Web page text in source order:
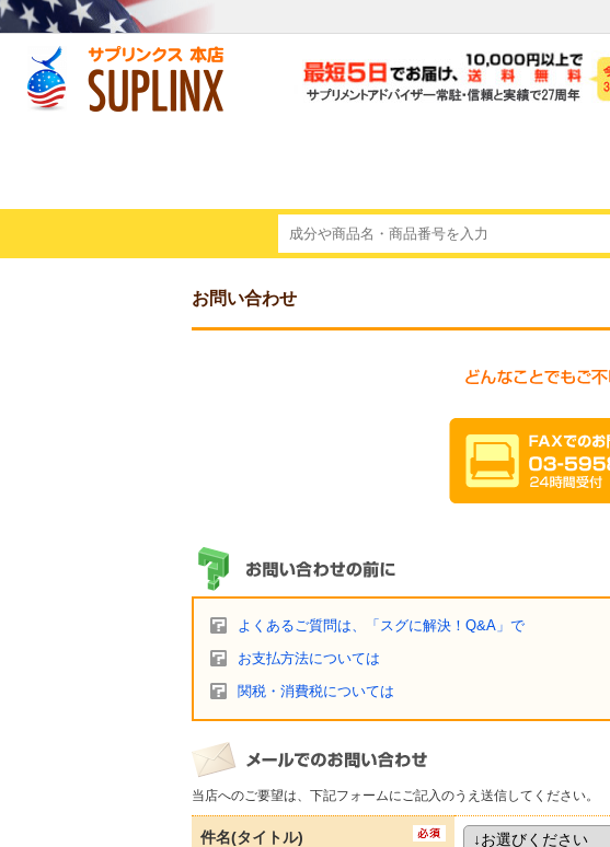
お問い合わせ
よくあるご質問は、「スグに解決！Q&A」で
お支払方法については
関税・消費税については
当店へのご要望は、下記フォームにご記入のうえ送信してください。
件名(タイトル)